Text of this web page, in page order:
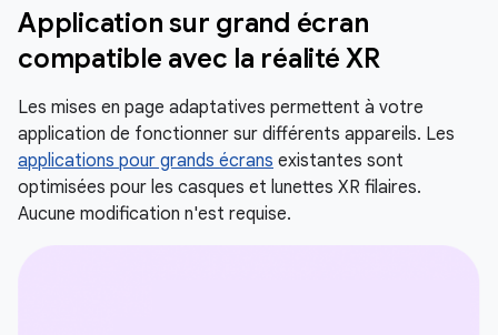
Application sur grand écran
compatible avec la réalité XR
Les mises en page adaptatives permettent à votre
application de fonctionner sur différents appareils. Les
applications pour grands écrans existantes sont
optimisées pour les casques et lunettes XR filaires.
Aucune modification n'est requise.